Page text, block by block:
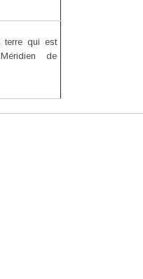
qui est
de